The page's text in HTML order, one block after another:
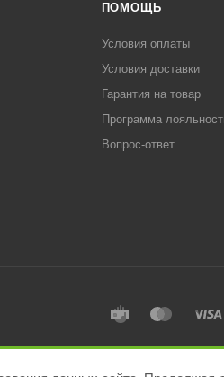
ПОМОЩЬ
Условия оплаты
Условия доставки
Гарантия на товар
Программа
Вопрос-ответ